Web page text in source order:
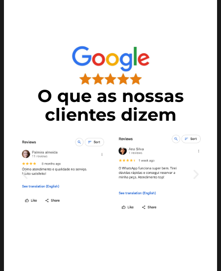
O que as nossas
clientes dizem